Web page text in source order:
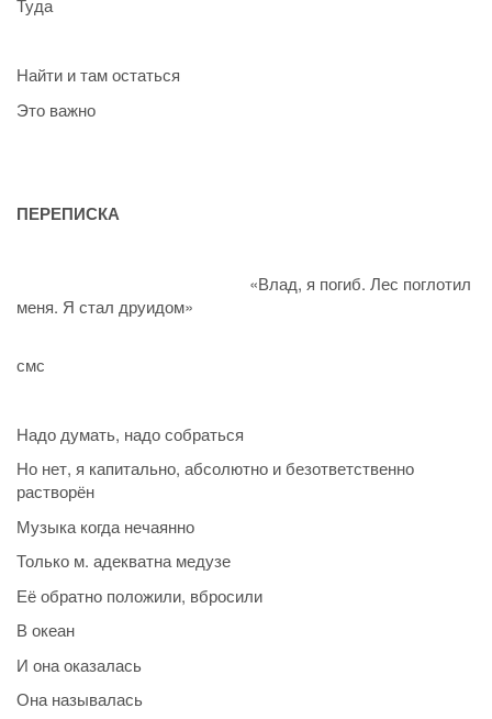
Туда
Найти и там остаться
Это важно
ПЕРЕПИСКА
«Влад, я погиб. Лес поглотил
меня. Я стал друидом»
смс
Надо думать, надо собраться
Но нет, я капитально, абсолютно и безответственно
растворён
Музыка когда нечаянно
Только м. адекватна медузе
Её обратно положили, вбросили
В океан
И она оказалась
Она называлась